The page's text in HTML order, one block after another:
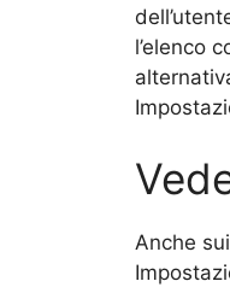
l’elenco
Anche